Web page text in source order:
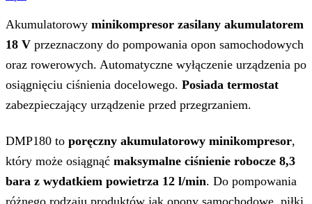
Akumulatorowy minikompresor zasilany akumulatorem
18 V przeznaczony do pompowania opon samochodowych
oraz rowerowych. Automatyczne wyłączenie urządzenia po
osiągnięciu ciśnienia docelowego. Posiada termostat
zabezpieczający urządzenie przed przegrzaniem.
DMP180 to poręczny akumulatorowy minikompresor,
który może osiągnąć maksymalne ciśnienie robocze 8,3
bara z wydatkiem powietrza 12 l/min. Do pompowania
różnego rodzaju produktów jak opony samochodowe, piłki